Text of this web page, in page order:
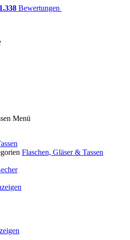
1.338 Bewertungen
Menü
Flaschen, Gläser & Tassen